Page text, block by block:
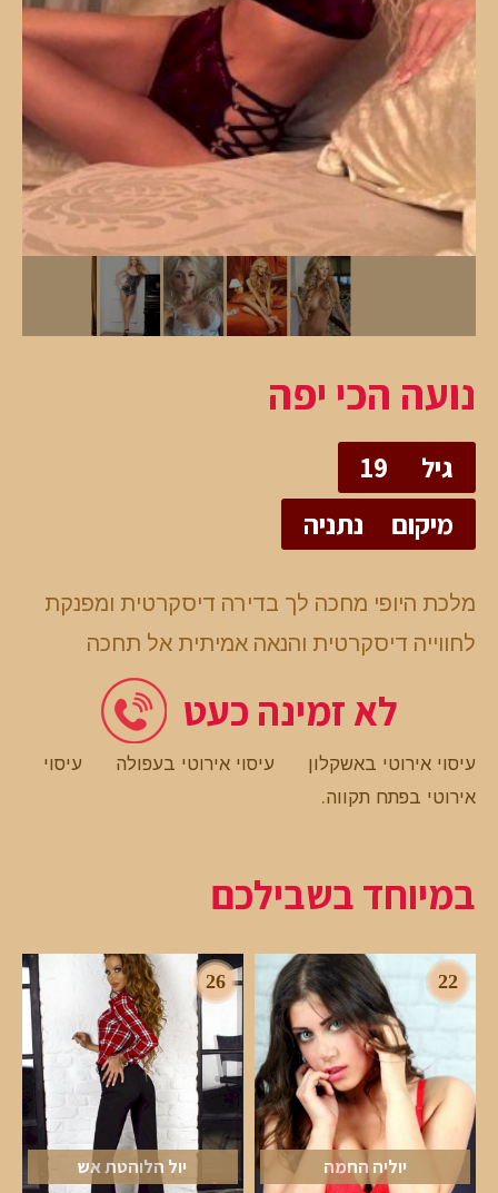
נועה הכי יפה
גיל
19
מיקום
נתניה
מלכת היופי מחכה לך בדירה דיסקרטית ומפנקת
לחווייה דיסקרטית והנאה אמיתית אל תחכה
לא זמינה כעט
עיסוי אירוטי באשקלון עיסוי אירוטי בעפולה
עיסוי
אירוטי בפתח תקווה.
במיוחד בשבילכם
22
יוליה החמה
26
יול הלוהטת אש